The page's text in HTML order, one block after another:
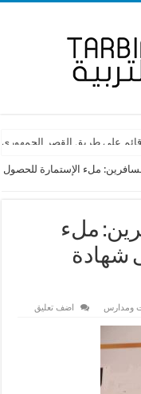
قائم على طريق القصر الجمهوري
كرامي إجراء امتحان “اوسكي”
ملء الإستمارة للحصول
ملء
شهادة
ومدارس اضف تعليق